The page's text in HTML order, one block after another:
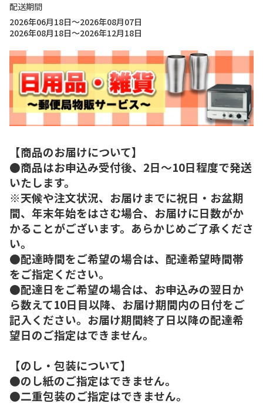
配送期間
2026年06月18日～2026年08月07日
2026年08月18日～2026年12月18日
【商品のお届けについて】
●商品はお申込み受付後、2日～10日程度で発送
いたします。
※天候や注文状況、お届けまでに祝日・お盆期
間、年末年始をはさむ場合、お届けに日数がか
かることがございます。あらかじめご了承くださ
い。
●配達時間をご希望の場合は、配達希望時間帯
をご指定ください。
●配達日をご希望の場合は、お申込みの翌日か
ら数えて10日目以降、お届け期間内の日付をご
記入ください。お届け期間終了日以降の配達希
望日のご指定はできません。
【のし・包装について】
●のし紙のご指定はできません。
●二重包装のご指定はできません。